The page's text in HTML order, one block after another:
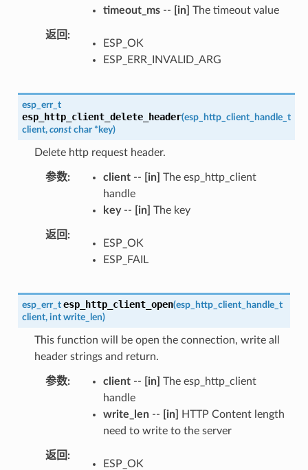
timeout_ms-- [in] The timeout value
返回
ESP_OK
ESP_ERR_INVALID_ARG
esp_err_t
esp_http_client_delete_header(esp_http_client_handle_t
client, const char * key)
Delete http request header.
参数 client-- [in] The esp_http_client
handle
key-- [in] The key
返回
ESP_OK
ESP_FAIL
esp_err_t esp_http_client_open(esp_http_client_handle_t
client, int write_len)
This function will be open the connection, write all
header strings and return.
参数 client-- [in] The esp_http_client
handle
write_len-- [in]
HTTP Content length
need to write to the server
返回
ESP_OK